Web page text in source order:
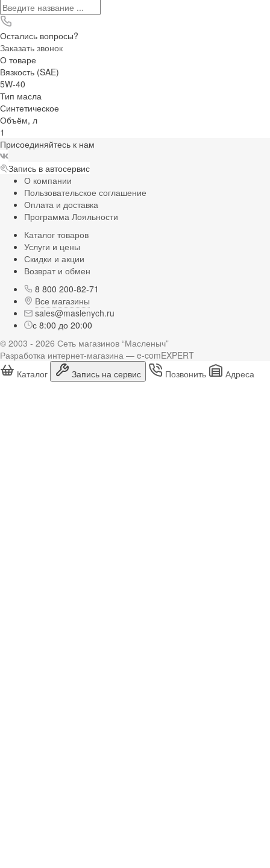
Остались вопросы?
Заказать звонок
О товаре
Вязкость (SAE)
5W-40
Тип масла
Синтетическое
Объём, л
1
Присоединяйтесь к нам
Запись в автосервис
О компании
Пользовательское соглашение
Оплата и доставка
Программа Лояльности
Каталог товаров
Услуги и цены
Скидки и акции
Возврат и обмен
8 800 200-82-71
Все магазины
sales@maslenych.ru
с 8:00 до 20:00
© 2003 - 2026 Сеть магазинов “Масленыч”
Разработка интернет-магазина — e-comEXPERT
Каталог
Запись на сервис Позвонить Адреса